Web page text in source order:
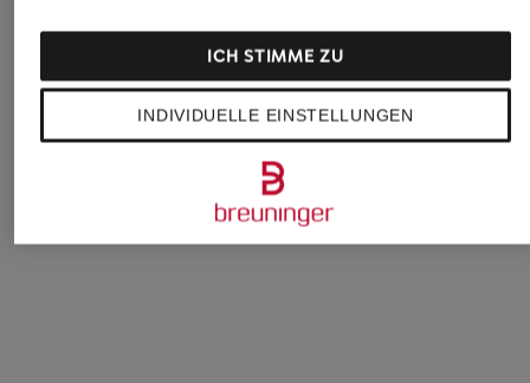
CHANTELLE
Schalen-BH EASY
mey
Bustier Serie
69,99 €
Triumph
Schalen-BH LIFT
INDIVIDUELLE EINSTELLUNGEN
ICH STIMME ZU